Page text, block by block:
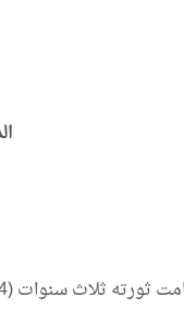
ثلاث سنوات (74-71 ق.م )